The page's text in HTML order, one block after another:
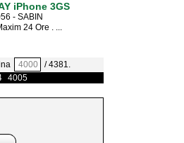
iPhone 3GS
- SABIN
24 Ore . ...
/ 4381.
4005